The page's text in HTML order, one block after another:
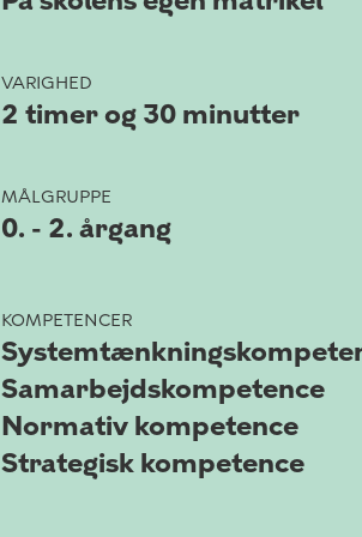
VARIGHED
2 timer og 30 minutter
MÅLGRUPPE
0. - 2. årgang
KOMPETENCER
Samarbejdskompetence
Normativ kompetence
Strategisk kompetence